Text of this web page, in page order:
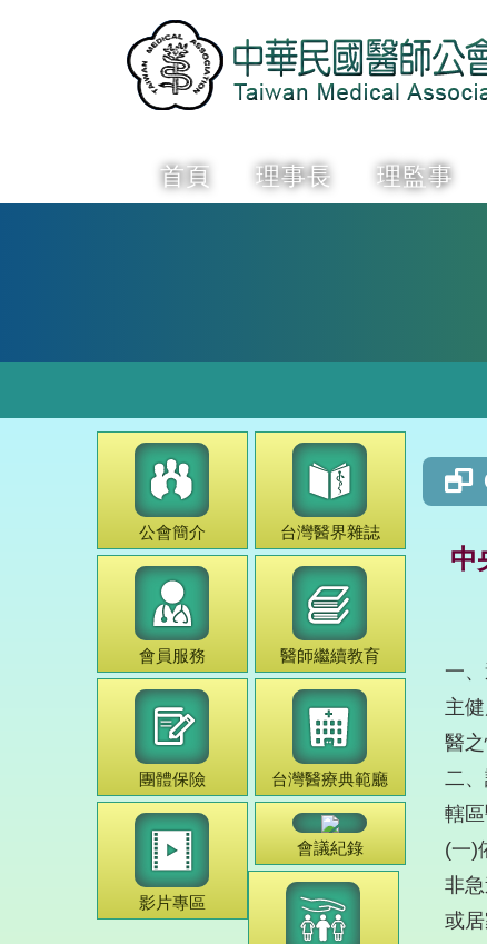
首頁 理事長 理監事
公會簡介 台灣醫界雜誌
會員服務 醫師繼續教育
團體保險 台灣醫療典範廳
影片專區
會議紀錄
中
一
主
醫之
二
轄
(一)
非
或